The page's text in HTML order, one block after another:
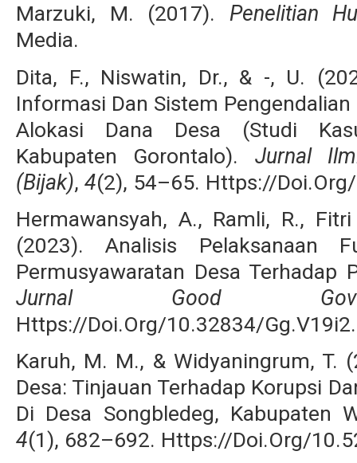
Marzuki, M. (2017). Penelitian
Media.
Dita, F., Niswatin, Dr., & -, U.
Informasi Dan Sistem
Alokasi Dana Desa (Studi
Kabupaten Gorontalo). Jurnal
(Bijak), 4(2), 54–65. Https://
Hermawansyah, A., Ramli, R.,
(2023). Analisis Pelaksanaan
Permusyawaratan Desa Terhadap
Jurnal Good
Https://Doi.Org/10.32834/
Karuh, M. M., & Widyaningrum, T.
Desa: Tinjauan Terhadap Korupsi
Di Desa Songbledeg, Kabupaten
4(1), 682–692. Https://Doi.Org/